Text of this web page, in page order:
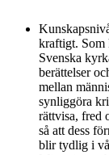
kraftigt. Som
Svenska
berättelser
mellan
synliggöra
rättvisa, fred
så att dess
blir tydlig i